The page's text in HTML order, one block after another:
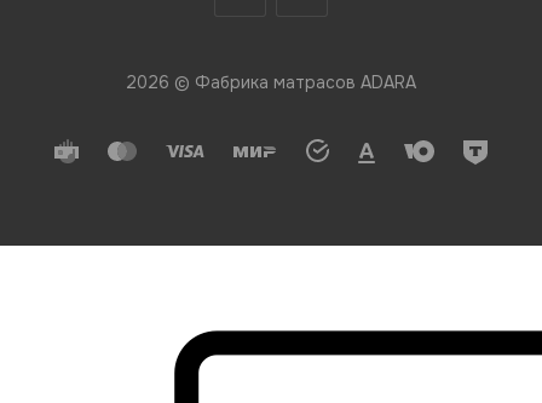
2026 © Фабрика матрасов ADARA